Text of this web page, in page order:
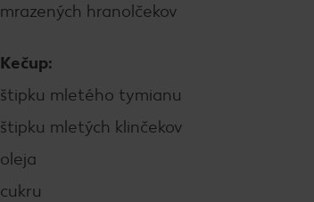
mrazených hranolčekov
Kečup:
štipku mletého tymianu
štipku mletých klinčekov
oleja
cukru